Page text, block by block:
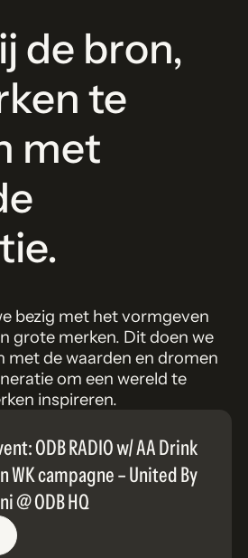
de bron,
te
met
bezig met het vormgeven
grote merken. Dit doen we
met de waarden en dromen
om een wereld te
inspireren.
ODB RADIO w/ AA Drink
WK campagne – United By
@ ODB HQ